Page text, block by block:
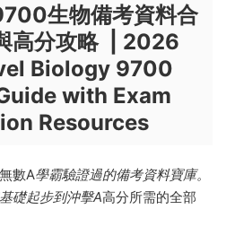
生物備考資料合
高分攻略 | 2026
Biology 9700
with Exam
Resources
數A學霸驗證過的備考資料寶庫。
礎起步到沖擊A高分所需的全部